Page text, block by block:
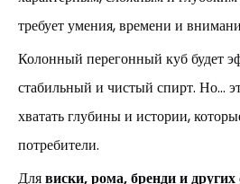
требует умения, времени и
Колонный перегонный куб будет
стабильный и чистый спирт. Но...
хватать глубины и истории,
потребители.
Длявиски, рома, бренди и